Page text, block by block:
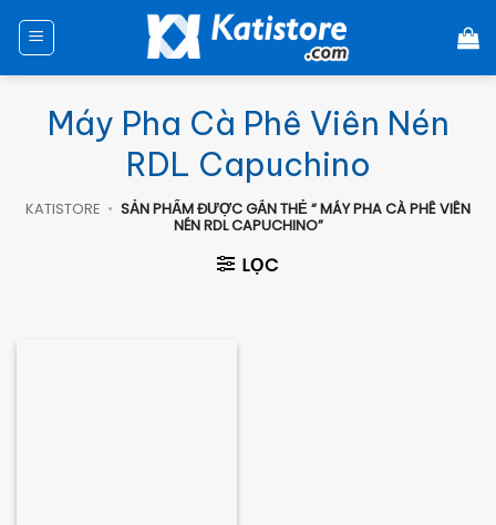
đến
Máy Pha Cà Phê Viên Nén
RDL Capuchino
KATISTORE • SẢN PHẨM ĐƯỢC GẮN THẺ “ MÁY PHA CÀ PHÊ VIÊN
NÉN RDL CAPUCHINO”
LỌC